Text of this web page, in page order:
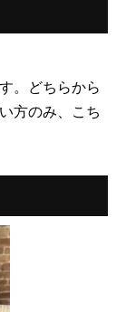
。どちらから
方のみ、こち